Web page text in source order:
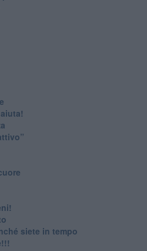
siete in tempo